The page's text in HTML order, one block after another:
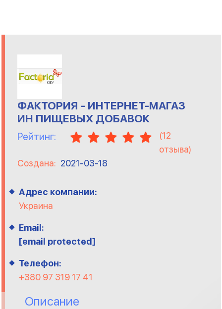
ФАКТОРИЯ - ИНТЕРНЕТ-МАГАЗ
ИН ПИЩЕВЫХ ДОБАВОК
Рейтинг: (12
отзыва)
Создана: 2021-03-18
Адрес компании:
Украина
Email:
[email protected]
Телефон:
+380 97 319 17 41
Описание